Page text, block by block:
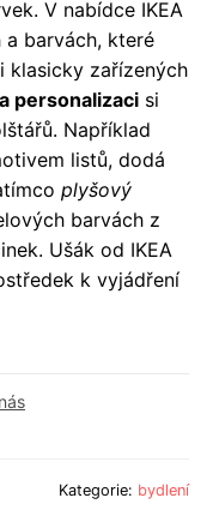
V nabídce IKEA
a barvách, které
klasicky zařízených
personalizaci si
Například
listů, dodá
plyšový
barvách z
Ušák od IKEA
k vyjádření
Kategorie: bydlení